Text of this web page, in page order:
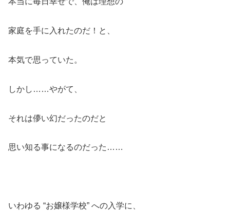
家庭を手に入れたのだ！と、
本気で思っていた。
しかし……やがて、
それは儚い幻だったのだと
思い知る事になるのだった……
いわゆる “お嬢様学校” への入学に、